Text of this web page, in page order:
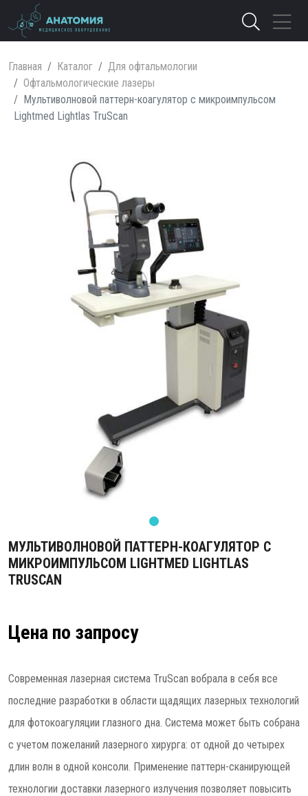
Главная Каталог
Для офтальмологии
Офтальмологические лазеры
Мультиволновой паттерн-коагулятор с микроимпульсом
Lightmed Lightlas TruScan
МУЛЬТИВОЛНОВОЙ ПАТТЕРН-КОАГУЛЯТОР С
МИКРОИМПУЛЬСОМ LIGHTMED LIGHTLAS
TRUSCAN
Цена по запросу
Современная лазерная система TruScan вобрала в себя все
последние разработки в области щадящих лазерных технологий
для фотокоагуляции глазного дна. Система может быть собрана
с учетом пожеланий лазерного хирурга: от одной до четырех
длин волн в одной консоли. Применение паттерн-сканирующей
технологии доставки лазерного излучения позволяет повысить